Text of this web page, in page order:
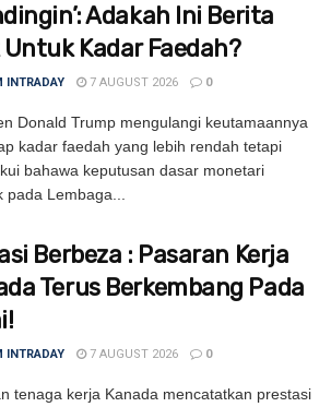
Adakah Ini Berita
Untuk Kadar Faedah?
INTRADAY 7 AUGUST 2026 0
Donald Trump mengulangi keutamaannya
kadar faedah yang lebih rendah tetapi
bahawa keputusan dasar monetari
pada Lembaga...
Berbeza : Pasaran Kerja
Terus Berkembang Pada
INTRADAY 7 AUGUST 2026 0
tenaga kerja Kanada mencatatkan prestasi